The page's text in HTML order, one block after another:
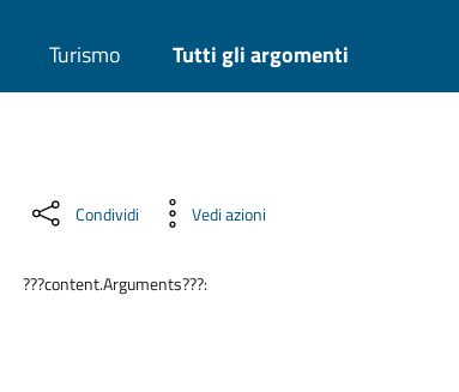
Turismo Tutti gli argomenti
Condividi Vedi azioni
???content.Arguments???: